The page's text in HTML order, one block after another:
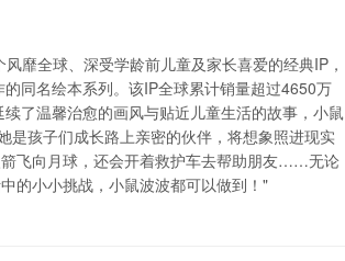
靡全球、深受学龄前儿童及家长喜爱的经典IP，
同名绘本系列。该IP全球累计销量超过4650万
了温馨治愈的画风与贴近儿童生活的故事，小鼠
是孩子们成长路上亲密的伙伴，将想象照进现实
飞向月球，还会开着救护车去帮助朋友……无论
的小小挑战，小鼠波波都可以做到！"